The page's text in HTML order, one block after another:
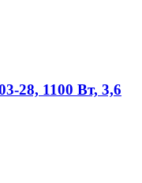
28, 1100 Вт, 3,6